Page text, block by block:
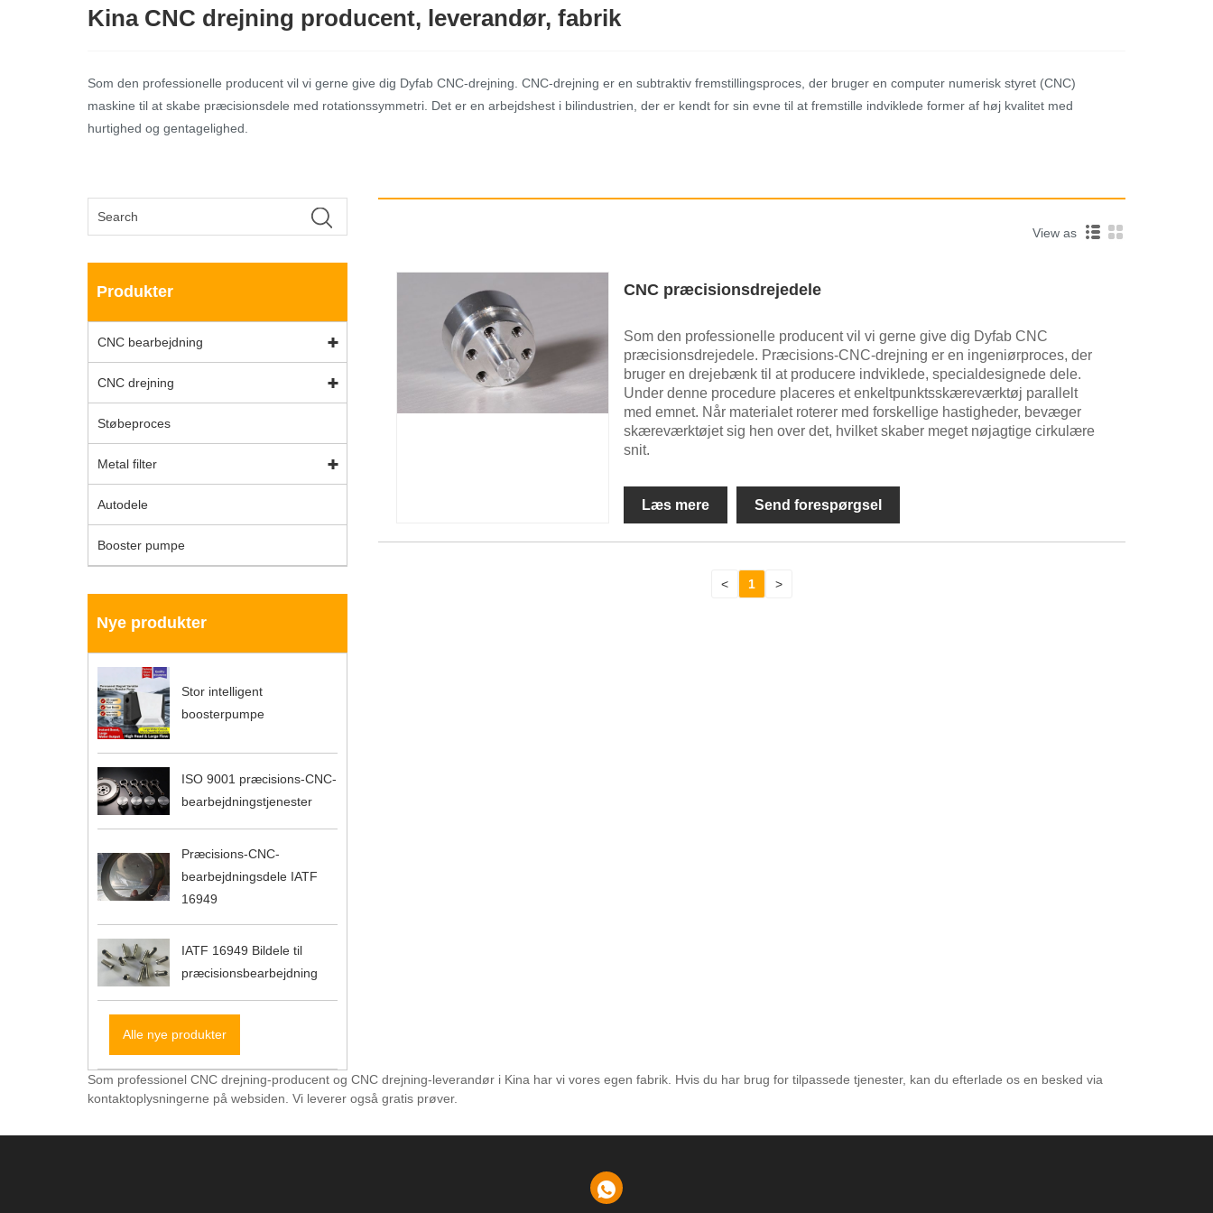
Kina CNC drejning producent, leverandør, fabrik
Som den professionelle producent vil vi gerne give dig Dyfab CNC-drejning. CNC-drejning er en subtraktiv fremstillingsproces, der bruger en computer numerisk styret (CNC)
maskine til at skabe præcisionsdele med rotationssymmetri. Det er en arbejdshest i bilindustrien, der er kendt for sin evne til at fremstille indviklede former af høj kvalitet med
hurtighed og gentagelighed.
Produkter
CNC bearbejdning
CNC drejning
Støbeproces
Metal filter
Autodele
Booster pumpe
Nye produkter
Stor intelligent
boosterpumpe
ISO 9001 præcisions-CNC-
bearbejdningstjenester
Præcisions-CNC-
bearbejdningsdele IATF
16949
IATF 16949 Bildele til
præcisionsbearbejdning
Alle nye produkter
View as
CNC præcisionsdrejedele
Som den professionelle producent vil vi gerne give dig Dyfab CNC
præcisionsdrejedele. Præcisions-CNC-drejning er en ingeniørproces, der
bruger en drejebænk til at producere indviklede, specialdesignede dele.
Under denne procedure placeres et enkeltpunktsskæreværktøj parallelt
med emnet. Når materialet roterer med forskellige hastigheder, bevæger
skæreværktøjet sig hen over det, hvilket skaber meget nøjagtige cirkulære
snit.
Læs mere Send forespørgsel
< 1 >
Som professionel CNC drejning-producent og CNC drejning-leverandør i Kina har vi vores egen fabrik. Hvis du har brug for tilpassede tjenester, kan du efterlade os en besked via
kontaktoplysningerne på websiden. Vi leverer også gratis prøver.